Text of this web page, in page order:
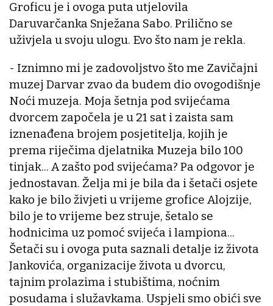
Groficu je i ovoga puta utjelovila
Daruvarčanka Snježana Sabo. Prilično se
uživjela u svoju ulogu. Evo što nam je rekla.
- Iznimno mi je zadovoljstvo što me Zavičajni
muzej Darvar zvao da budem dio ovogodišnje
Noći muzeja. Moja šetnja pod svijećama
dvorcem započela je u 21 sat i zaista sam
iznenađena brojem posjetitelja, kojih je
prema riječima djelatnika Muzeja bilo 100
tinjak... A zašto pod svijećama? Pa odgovor je
jednostavan. Želja mi je bila da i šetači osjete
kako je bilo živjeti u vrijeme grofice Alojzije,
bilo je to vrijeme bez struje, šetalo se
hodnicima uz pomoć svijeća i lampiona...
Šetači su i ovoga puta saznali detalje iz života
Jankovića, organizacije života u dvorcu,
tajnim prolazima i stubištima, noćnim
posudama i služavkama. Uspjeli smo obići sve